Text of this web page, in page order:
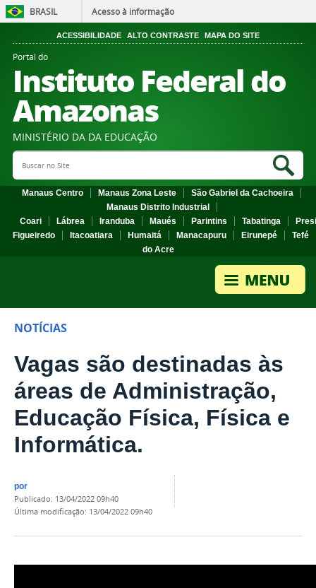
BRASIL Acesso à informação
ACESSIBILIDADE ALTO CONTRASTE MAPA DO SITE
Portal do
Instituto Federal do
Amazonas
MINISTÉRIO DA DA EDUCAÇÃO
Search Site
Manaus Centro Manaus Zona Leste
São Gabriel da Cachoeira
Manaus Distrito Industrial
Coari
Lábrea Iranduba Maués Parintins Tabatinga
Figueiredo
Itacoatiara Humaitá Manacapuru Eirunepé
Tefé
do Acre
NOTÍCIAS
Vagas são destinadas às
áreas de Administração,
Educação Física, Física e
Informática.
por
publicado: 13/04/2022 09h40
última modificação: 13/04/2022 09h40